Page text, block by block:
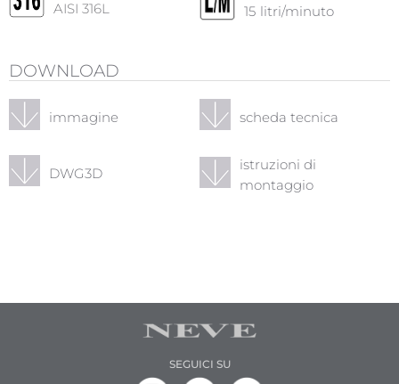
AISI 316L
15 litri/minuto
DOWNLOAD
immagine scheda tecnica
DWG3D
istruzioni di
montaggio
SEGUICI SU